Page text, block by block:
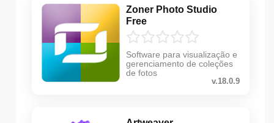
Zoner Photo Studio
Free
Software para visualização e
gerenciamento de coleções
de fotos
v.18.0.9